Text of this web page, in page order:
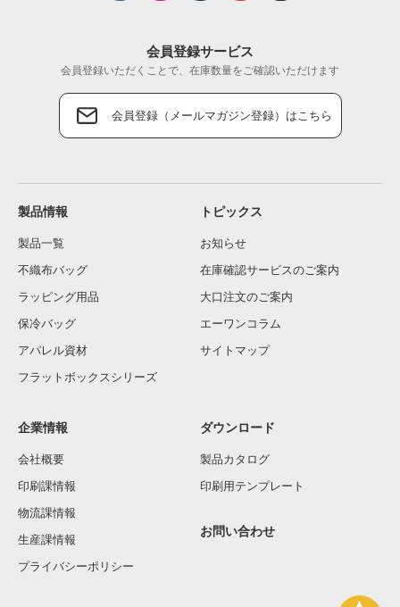
会員登録サービス
会員登録いただくことで、在庫数量をご確認いただけます
会員登録（メールマガジン登録）はこちら
製品情報
製品一覧
不織布バッグ
ラッピング用品
保冷バッグ
アパレル資材
フラットボックスシリーズ
トピックス
お知らせ
在庫確認サービスのご案内
大口注文のご案内
エーワンコラム
サイトマップ
企業情報
会社概要
印刷課情報
物流課情報
生産課情報
プライバシーポリシー
ダウンロード
製品カタログ
印刷用テンプレート
お問い合わせ